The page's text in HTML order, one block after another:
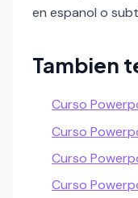
en espanol o
Tambien
Curso
Curso
Curso
Curso